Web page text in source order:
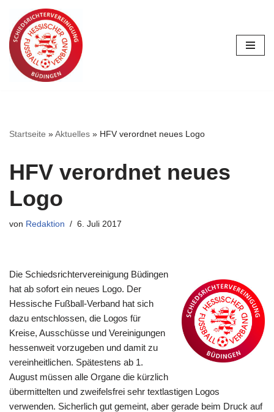
Zum
Inhalt
springen
Startseite »Aktuelles » HFV verordnet neues Logo
HFV verordnet neues
Logo
von Redaktion 6. Juli 2017
Die Schiedsrichtervereinigung Büdingen
hat ab sofort ein neues Logo. Der
Hessische Fußball-Verband hat sich
dazu entschlossen, die Logos für
Kreise, Ausschüsse und Vereinigungen
hessenweit vorzugeben und damit zu
vereinheitlichen. Spätestens ab 1.
August müssen alle Organe die kürzlich
übermittelten und zweifelsfrei sehr textlastigen Logos
verwenden. Sicherlich gut gemeint, aber gerade beim Druck auf